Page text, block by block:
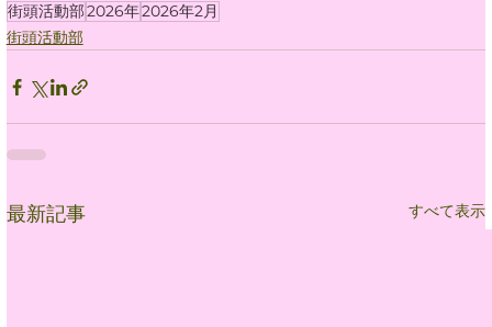
街頭活動部2026年2026年2月
街頭活動部
最新記事 すべて表示